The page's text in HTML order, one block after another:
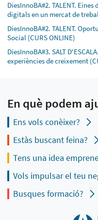
DiesInnoBA#2. TALENT.
digitals en un mercat de
DiesInnoBA#2. TALENT.
Social (CURS ONLINE)
DiesInnoBA#3. SALT
experiències de creixement
En què podem
Ens vols conèixer?
Estàs buscant feina?
Tens una idea
Vols impulsar el teu
Busques formació?